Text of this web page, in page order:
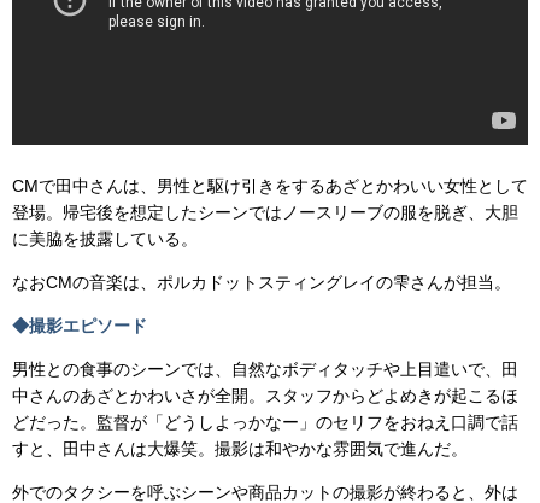
CMで田中さんは、男性と駆け引きをするあざとかわいい女性として
登場。帰宅後を想定したシーンではノースリーブの服を脱ぎ、大胆
に美脇を披露している。
なおCMの音楽は、ポルカドットスティングレイの雫さんが担当。
◆撮影エピソード
男性との食事のシーンでは、自然なボディタッチや上目遣いで、田
中さんのあざとかわいさが全開。スタッフからどよめきが起こるほ
どだった。監督が「どうしよっかなー」のセリフをおねえ口調で話
すと、田中さんは大爆笑。撮影は和やかな雰囲気で進んだ。
外でのタクシーを呼ぶシーンや商品カットの撮影が終わると、外は